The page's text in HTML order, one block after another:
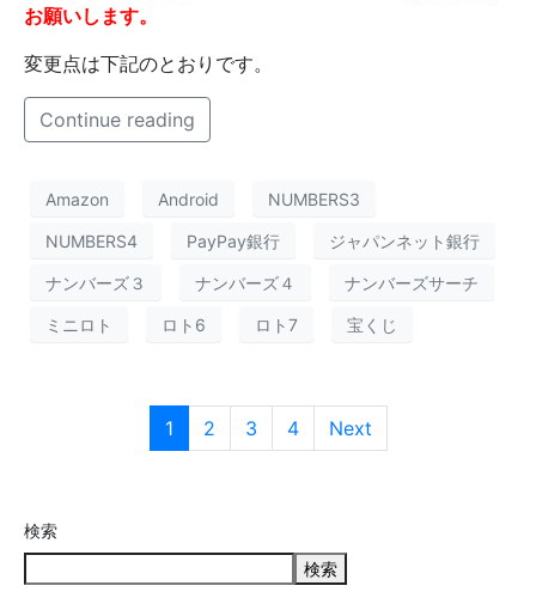
お願いします。
変更点は下記のとおりです。
Continue reading
Amazon Android NUMBERS3
NUMBERS4 PayPay銀行 ジャパンネット銀行
ナンバーズ３ ナンバーズ４ ナンバーズサーチ
ミニロト ロト6 ロト7 宝くじ
1 2 3 4 Next
検索
検索